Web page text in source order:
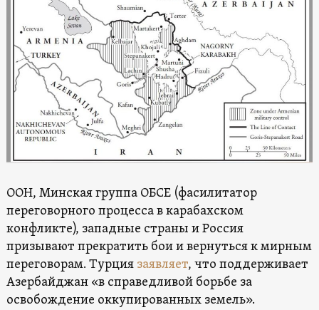
ООН, Минская группа ОБСЕ (фасилитатор
переговорного процесса в карабахском
конфликте), западные страны и Россия
призывают прекратить бои и вернуться к мирным
переговорам. Турция заявляет, что поддерживает
Азербайджан «в справедливой борьбе за
освобождение оккупированных земель».